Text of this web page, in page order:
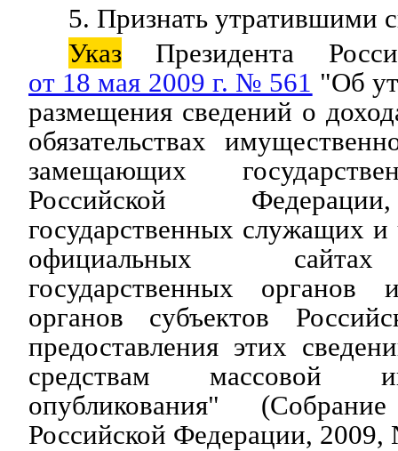
5. Признать утратившими
Указ Президента
от 18 мая 2009 г. № 561 "Об
размещения сведений о
обязательствах
замещающих
Российской
государственных служащих
официальных
государственных органов
органов субъектов
предоставления этих
средствам массовой
опубликования" (Собрание
Российской Федерации,